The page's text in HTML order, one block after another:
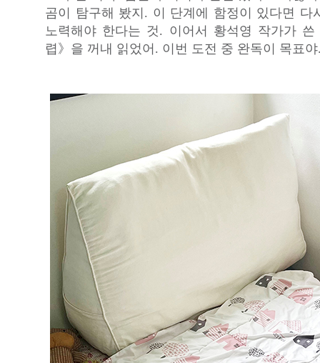
곰이 탐구해 봤지. 이 단계에 함정이 있다면 다
노력해야 한다는 것. 이어서 황석영 작가가
렵》을 꺼내 읽었어. 이번 도전 중 완독이 목표